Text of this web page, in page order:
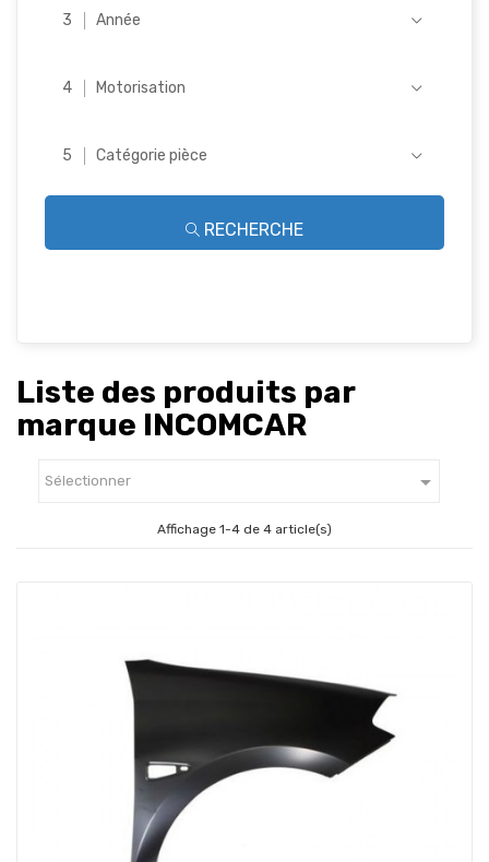
Année
Motorisation
Catégorie pièce
RECHERCHE
Liste des produits par
marque INCOMCAR
Sélectionner 
Affichage 1-4 de 4 article(s)